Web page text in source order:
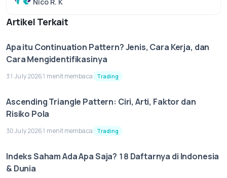
Artikel Terkait
Apa itu Continuation Pattern? Jenis, Cara Kerja, dan
Cara Mengidentifikasinya
31 July 20261 menit membaca Trading
Ascending Triangle Pattern: Ciri, Arti, Faktor dan
Risiko Pola
30 July 20261 menit membaca Trading
Indeks Saham Ada Apa Saja? 18 Daftarnya di Indonesia
& Dunia